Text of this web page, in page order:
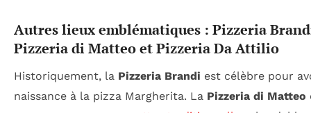
Autres lieux emblématiques : Pizzeria
Pizzeria di Matteo et Pizzeria Da Attilio
Historiquement, la Pizzeria Brandi est célèbre pour
naissance à la pizza Margherita. La Pizzeria di Matteo